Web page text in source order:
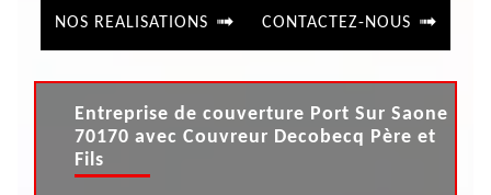
NOS REALISATIONS CONTACTEZ-NOUS
Entreprise de couverture Port Sur Saone
70170 avec Couvreur Decobecq Père et
Fils